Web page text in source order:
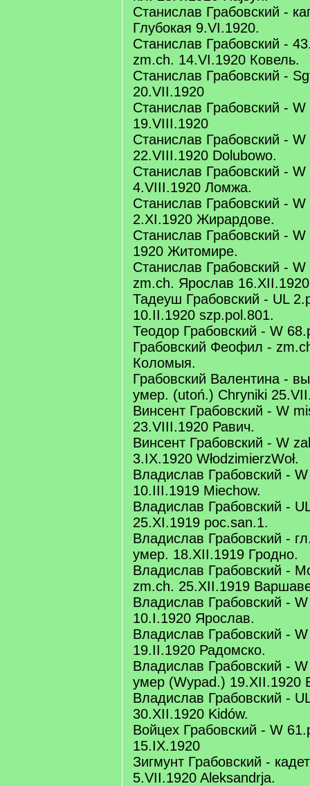
Станислав Грабовский -
Глубокая 9.VI.1920.
Станислав Грабовский -
zm.ch. 14.VI.1920 Ковель.
Станислав Грабовский -
20.VII.1920
Станислав Грабовский -
19.VIII.1920
Станислав Грабовский -
22.VIII.1920 Dolubowo.
Станислав Грабовский -
4.VIII.1920 Ломжа.
Станислав Грабовский -
2.XI.1920 Жирардове.
Станислав Грабовский -
1920 Житомире.
Станислав Грабовский -
zm.ch. Ярослав
Тадеуш Грабовский - UL
10.II.1920 szp.pol.801.
Теодор Грабовский - W
Грабовский Феофил -
Коломыя.
Грабовский Валентина -
умер. (utoń.) Chryniki
Винсент Грабовский - W
23.VIII.1920 Равич.
Винсент Грабовский - W
3.IX.1920 WłodzimierzWoł.
Владислав Грабовский -
10.III.1919 Miechow.
Владислав Грабовский -
25.XI.1919 poc.san.1.
Владислав Грабовский -
умер. 18.XII.1919 Гродно.
Владислав Грабовский -
zm.ch. 25.XII.1919
Владислав Грабовский -
10.I.1920 Ярослав.
Владислав Грабовский -
19.II.1920 Радомско.
Владислав Грабовский -
умер (Wypad.) 19.XII.1920
Владислав Грабовский -
30.XII.1920 Kidów.
Войцех Грабовский - W
15.IX.1920
Зигмунт Грабовский -
5.VII.1920 Aleksandrja.